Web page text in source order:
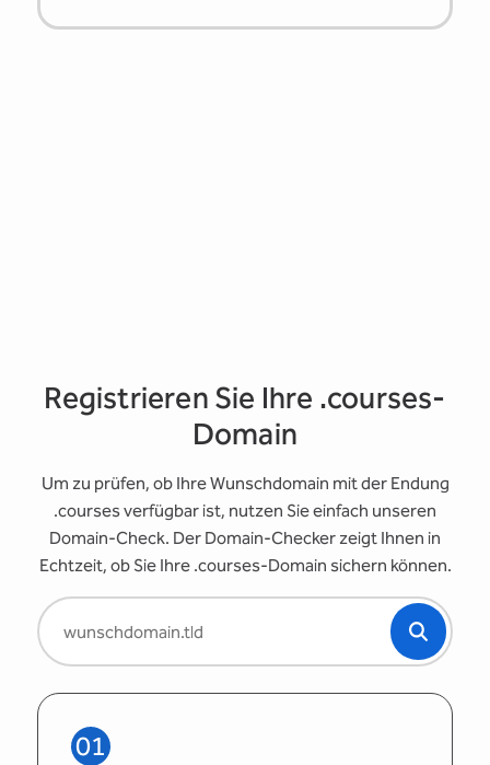
Registrieren Sie Ihre .courses-
Domain
Um zu prüfen, ob Ihre Wunschdomain mit der Endung
.courses verfügbar ist, nutzen Sie einfach unseren
Domain-Check. Der Domain-Checker zeigt Ihnen in
Echtzeit, ob Sie Ihre .courses-Domain sichern können.
01